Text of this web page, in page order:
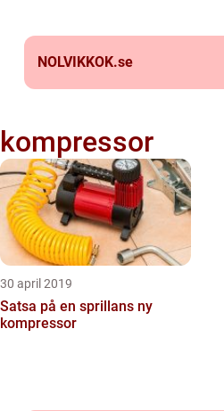
NOLVIKKOK.se
kompressor
30 april 2019
Satsa på en sprillans ny
kompressor